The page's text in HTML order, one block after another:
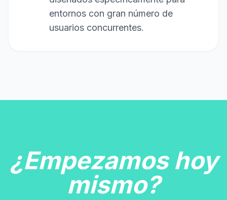
entornos con gran número de
usuarios concurrentes.
¿Empezamos hoy
mismo?